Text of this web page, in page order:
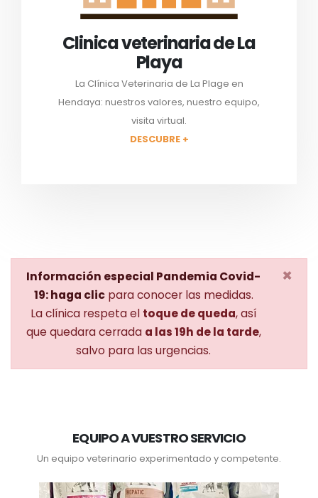
Clinica veterinaria de La
Playa
La Clínica Veterinaria de La Plage en
Hendaya: nuestros valores, nuestro equipo,
visita virtual.
DESCUBRE +
×
Información especial Pandemia Covid-
19: haga clicpara conocer las medidas.
La clínica respeta el toque de queda, así
que quedara cerrada a las 19h de la tarde,
salvo para las urgencias.
EQUIPO A VUESTRO SERVICIO
Un equipo veterinario experimentado y competente.